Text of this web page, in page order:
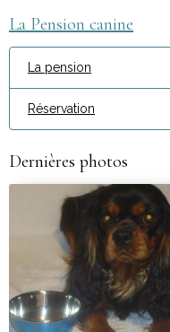
La Pension canine
La pension
Réservation
Dernières photos